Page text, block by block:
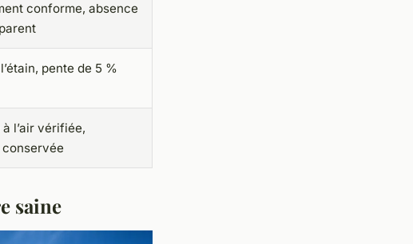
conforme, absence
pente de 5 %
l’air vérifiée,
saine